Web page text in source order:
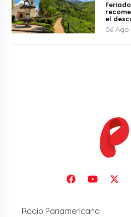
el
06 Ago
Radio Panamericana